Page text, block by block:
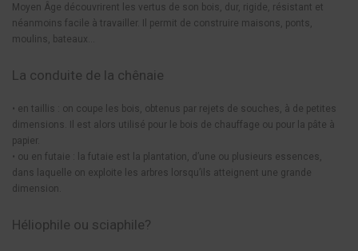
Moyen Âge découvrirent les vertus de son bois, dur, rigide, résistant et
néanmoins facile à travailler. Il permit de construire maisons, ponts,
moulins, bateaux…
La conduite de la chênaie
• en taillis : on coupe les bois, obtenus par rejets de souches, à de petites
dimensions. Il est alors utilisé pour le bois de chauffage ou pour la pâte à
papier.
• ou en futaie : la futaie est la plantation, d’une ou plusieurs essences,
dans laquelle on exploite les arbres lorsqu’ils atteignent une grande
dimension.
Héliophile ou sciaphile?